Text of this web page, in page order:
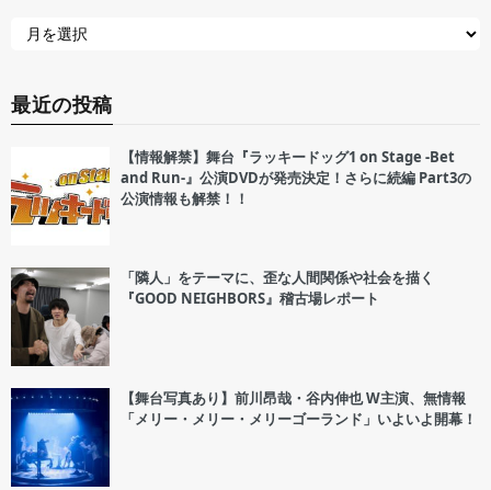
最近の投稿
【情報解禁】舞台『ラッキードッグ1 on Stage -Bet
and Run-』公演DVDが発売決定！さらに続編 Part3の
公演情報も解禁！！
「隣人」をテーマに、歪な人間関係や社会を描く
『GOOD NEIGHBORS』稽古場レポート
【舞台写真あり】前川昂哉・谷内伸也 W主演、無情報
「メリー・メリー・メリーゴーランド」いよいよ開幕！